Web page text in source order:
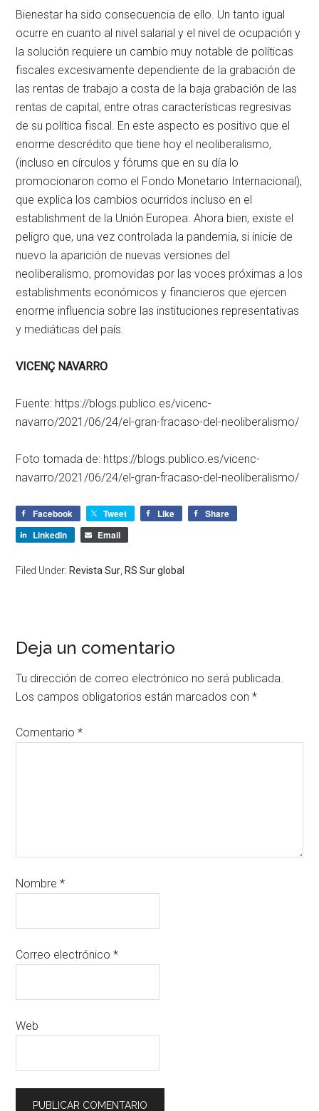
Bienestar ha sido consecuencia de ello. Un tanto igual
ocurre en cuanto al nivel salarial y el nivel de ocupación y
la solución requiere un cambio muy notable de políticas
fiscales excesivamente dependiente de la grabación de
las rentas de trabajo a costa de la baja grabación de las
rentas de capital, entre otras características regresivas
de su política fiscal. En este aspecto es positivo que el
enorme descrédito que tiene hoy el neoliberalismo,
(incluso en círculos y fórums que en su día lo
promocionaron como el Fondo Monetario Internacional),
que explica los cambios ocurridos incluso en el
establishment de la Unión Europea. Ahora bien, existe el
peligro que, una vez controlada la pandemia, si inicie de
nuevo la aparición de nuevas versiones del
neoliberalismo, promovidas por las voces próximas a los
establishments económicos y financieros que ejercen
enorme influencia sobre las instituciones representativas
y mediáticas del país.
VICENÇ NAVARRO
Fuente: https://blogs.publico.es/vicenc-
navarro/2021/06/24/el-gran-fracaso-del-neoliberalismo/
Foto tomada de: https://blogs.publico.es/vicenc-
navarro/2021/06/24/el-gran-fracaso-del-neoliberalismo/
Facebook Tweet Like
Share
LinkedIn
Email
Filed Under:Revista Sur ,RS Sur global
Deja un comentario
Tu dirección de correo electrónico no será publicada.
Los campos obligatorios están marcados con*
Comentario*
Nombre*
Correo electrónico*
Web